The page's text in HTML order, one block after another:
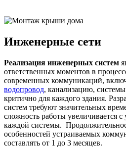
Инженерные сети
Реализация инженерных систем
ответственных моментов в
современных коммуникаций,
водопровод, канализацию,
критично для каждого здания.
систем требуют значительных
сложность работы увеличивается
каждой системы.
особенностей устраиваемых
составлять от 1 до 3 месяцев.